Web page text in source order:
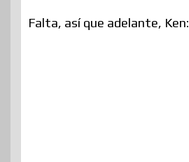
Falta, así que adelante, Ken: